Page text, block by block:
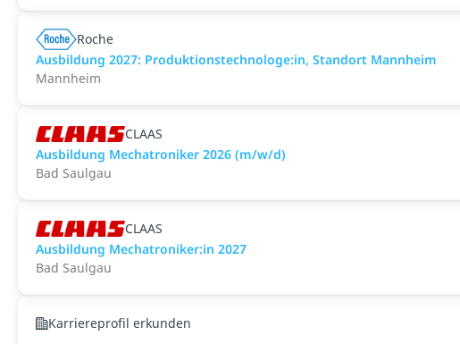
Roche
Ausbildung 2027: Produktionstechnologe:in, Standort Mannheim
Mannheim
CLAAS
Ausbildung Mechatroniker 2026 (m/w/d)
Bad Saulgau
CLAAS
Ausbildung Mechatroniker:in 2027
Bad Saulgau
Karriereprofil erkunden